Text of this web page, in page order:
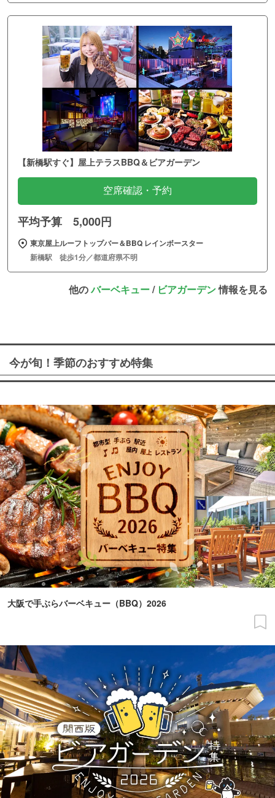
【新橋駅すぐ】屋上テラスBBQ＆ビアガーデン
空席確認・予約
平均予算 5,000円
東京屋上ルーフトップバー＆BBQ レインボースター
新橋駅 徒歩1分／都道府県不明
他のバーベキュー/ ビアガーデン情報を見る
今が旬！季節のおすすめ特集
大阪で手ぶらバーベキュー（BBQ）2026